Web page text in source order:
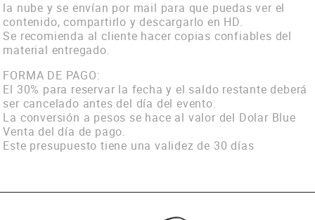
la nube y se envían por mail para que puedas ver el
contenido, compartirlo y descargarlo en HD.
Se recomienda al cliente hacer copias confiables del
material entregado.
FORMA DE PAGO:
El 30% para reservar la fecha y el saldo restante deberá
ser cancelado antes del día del evento.
La conversión a pesos se hace al valor del Dolar Blue
Venta del día de pago.
Este presupuesto tiene una validez de 30 días